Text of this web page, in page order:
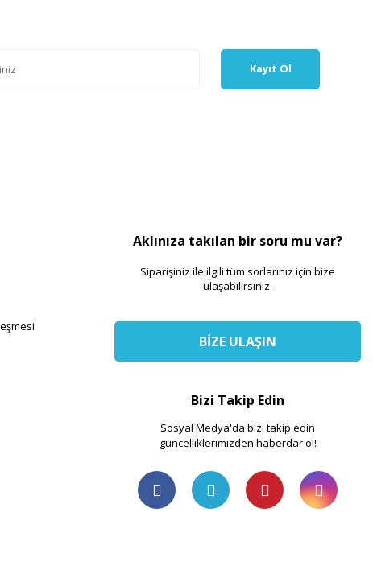
Kayıt Ol
Aklınıza takılan bir soru mu var?
Siparişiniz ile ilgili tüm sorlarınız için bize
ulaşabilirsiniz.
BİZE ULAŞIN
Bizi Takip Edin
Sosyal Medya'da bizi takip edin
güncelliklerimizden haberdar ol!